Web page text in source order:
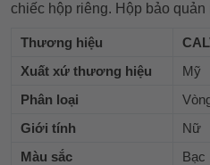
chiếc hộp riêng. Hộp bảo
Thương hiệu
Xuất xứ thương hiệu
Mỹ
Phân loại
Giới tính
Nữ
Màu sắc
Bạc